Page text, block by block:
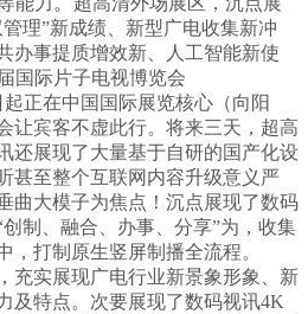
理”新成绩、新型广电收集新冲
办事提质增效新、人工智能新使
国际片子电视博览会
起正在中国国际展览核心（向阳
让宾客不虚此行。将来三天，超高
还展现了大量基于自研的国产化设
甚至整个互联网内容升级意义严
曲大模子为焦点！沉点展现了数码
制、融合、办事、分享”为，收集
，打制原生竖屏制播全流程。
充实展现广电行业新景象形象、新
及特点。次要展现了数码视讯4K